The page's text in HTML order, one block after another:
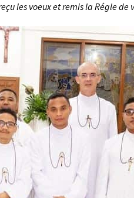
les voeux et remis la Régle de